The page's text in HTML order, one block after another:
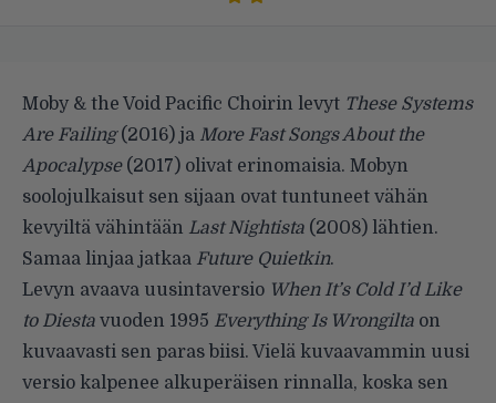
Moby & the Void Pacific Choirin levyt These Systems
Are Failing(2016) ja More Fast Songs About the
Apocalypse (2017) olivat erinomaisia. Mobyn
soolojulkaisut sen sijaan ovat tuntuneet vähän
kevyiltä vähintään Last Nightista (2008) lähtien.
Samaa linjaa jatkaa Future Quietkin.
Levyn avaava uusintaversio When It’s Cold I’d Like
to Diesta vuoden 1995 Everything Is Wrongilta on
kuvaavasti sen paras biisi. Vielä kuvaavammin uusi
versio kalpenee alkuperäisen rinnalla, koska sen